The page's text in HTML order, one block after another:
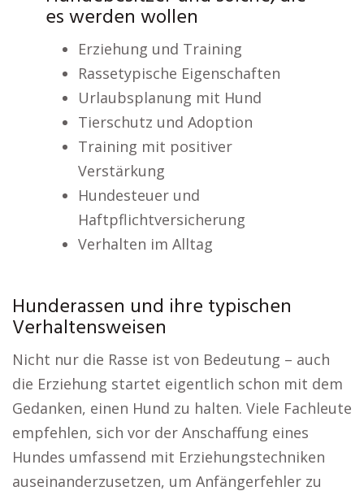
es werden wollen
Erziehung und Training
Rassetypische Eigenschaften
Urlaubsplanung mit Hund
Tierschutz und Adoption
Training mit positiver
Verstärkung
Hundesteuer und
Haftpflichtversicherung
Verhalten im Alltag
Hunderassen und ihre typischen
Verhaltensweisen
Nicht nur die Rasse ist von Bedeutung – auch
die Erziehung startet eigentlich schon mit dem
Gedanken, einen Hund zu halten. Viele Fachleute
empfehlen, sich vor der Anschaffung eines
Hundes umfassend mit Erziehungstechniken
auseinanderzusetzen, um Anfängerfehler zu